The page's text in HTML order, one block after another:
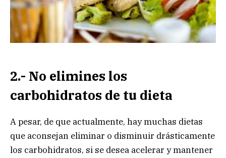
2.- No elimines los
carbohidratos de tu dieta
A pesar, de que actualmente, hay muchas dietas
que aconsejan eliminar o disminuir drásticamente
los carbohidratos, si se desea acelerar y mantener